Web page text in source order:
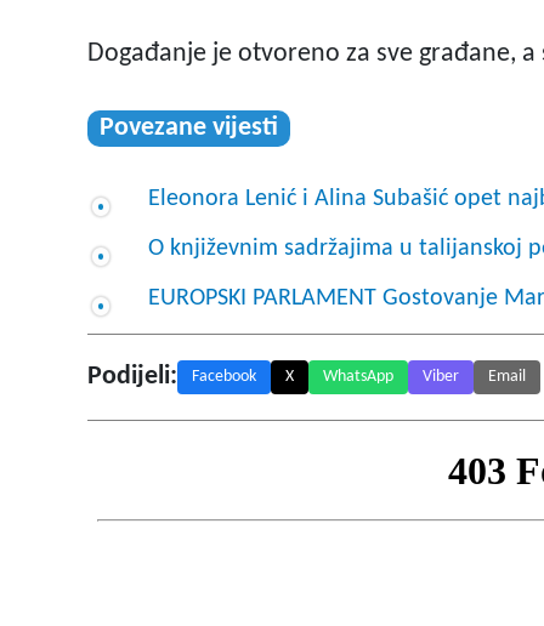
Događanje je otvoreno za sve građane,
Povezane vijesti
Eleonora Lenić i Alina Subašić opet
O književnim sadržajima u talijanskoj
EUROPSKI PARLAMENT Gostovanje
Podijeli: Facebook X WhatsApp Viber Email